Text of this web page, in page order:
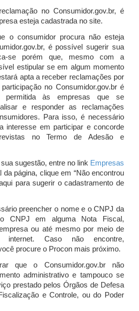
no Consumidor.gov.br, é
esteja cadastrada no site.
o consumidor procura não esteja
é possível sugerir sua
se porém que, mesmo com a
estipular se em algum momento
apta a receber reclamações por
no Consumidor.gov.br é
às empresas que se
e responder as reclamações
Para isso, é necessário
interesse em participar e concorde
no Termo de Adesão e
sugestão, entre no link Empresas
da página, clique em “Não encontrou
para sugerir o cadastramento de
preencher o nome e o CNPJ da
CNPJ em alguma Nota Fiscal,
ou até mesmo por meio de
Caso não encontre,
procure o Procon mais próximo.
que o Consumidor.gov.br não
administrativo e tampouco se
prestado pelos Órgãos de Defesa
e Controle, ou do Poder